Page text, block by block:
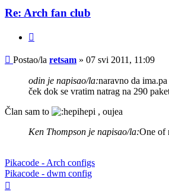
Re: Arch fan club
Post
Postao/la retsam » 07 svi 2011, 11:09
odin je napisao/la:naravno da
ček dok se vratim natrag na 290
Član sam to
, oujea
Ken Thompson je napisao/la:One of
Pikacode - Arch configs
Pikacode - dwm config